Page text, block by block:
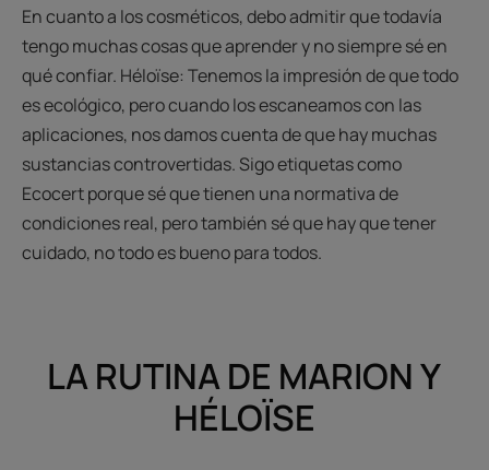
En cuanto a los cosméticos, debo admitir que todavía
tengo muchas cosas que aprender y no siempre sé en
qué confiar. Héloïse: Tenemos la impresión de que todo
es ecológico, pero cuando los escaneamos con las
aplicaciones, nos damos cuenta de que hay muchas
sustancias controvertidas. Sigo etiquetas como
Ecocert porque sé que tienen una normativa de
condiciones real, pero también sé que hay que tener
cuidado, no todo es bueno para todos.
LA RUTINA DE MARION Y
HÉLOÏSE